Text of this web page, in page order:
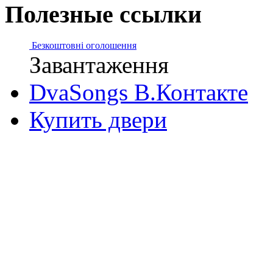
Полезные ссылки
Безкоштовні оголошення
Завантаження
DvaSongs В.Контакте
Купить двери